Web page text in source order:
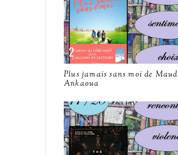
Plus jamais sans moi de Maud
Ankaoua